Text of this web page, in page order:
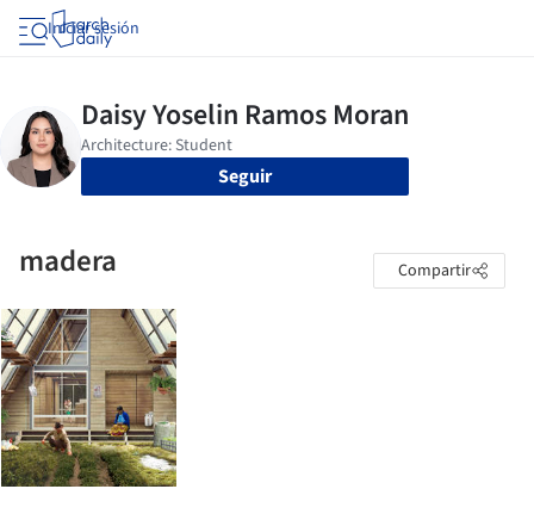
Iniciar sesión
Seguir
madera Compartir